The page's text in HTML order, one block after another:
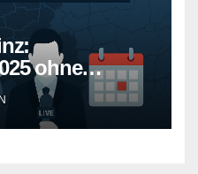
ohne